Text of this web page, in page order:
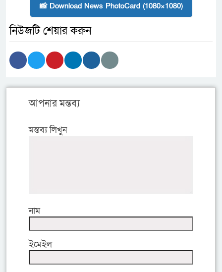
📸 Download News PhotoCard (1080×1080)
নিউজটি শেয়ার করুন
আপনার মন্তব্য
মন্তব্য লিখুন
নাম
ইমেইল